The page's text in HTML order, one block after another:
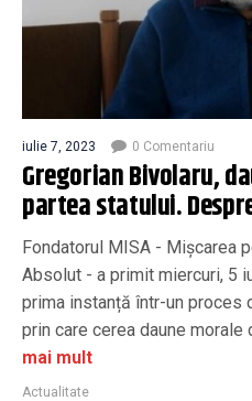
iulie 7, 2023 0 Comentariu
Gregorian Bivolaru,
partea statului.
Fondatorul MISA - Mișcarea
Absolut - a primit miercuri, 5
prima instanță într-un proces
prin care cerea daune morale
mai mult
Actualitate